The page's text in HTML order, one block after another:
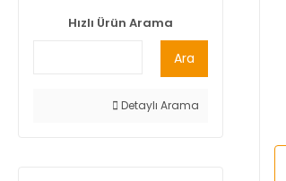
Hızlı Ürün Arama
Ara
Detaylı Arama